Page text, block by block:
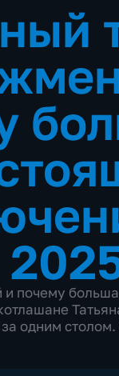
и почему
одним